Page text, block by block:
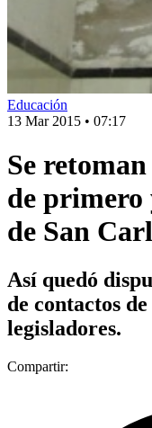
Educación
13 Mar 2015 • 07:17
Se retoman
de primero
de San
Así quedó
de contactos
legisladores.
Compartir: